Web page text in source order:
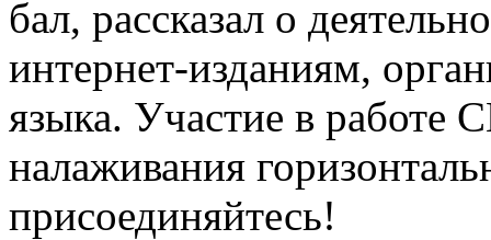
бал, рассказал о
интернет-изданиям,
языка. Участие в
налаживания
присоединяйтесь!